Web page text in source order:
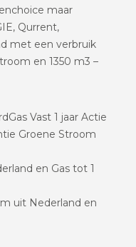
maar
Qurrent,
met een verbruik
en 1350 m3 –
Vast 1 jaar Actie
Groene Stroom
en Gas tot 1
uit Nederland en